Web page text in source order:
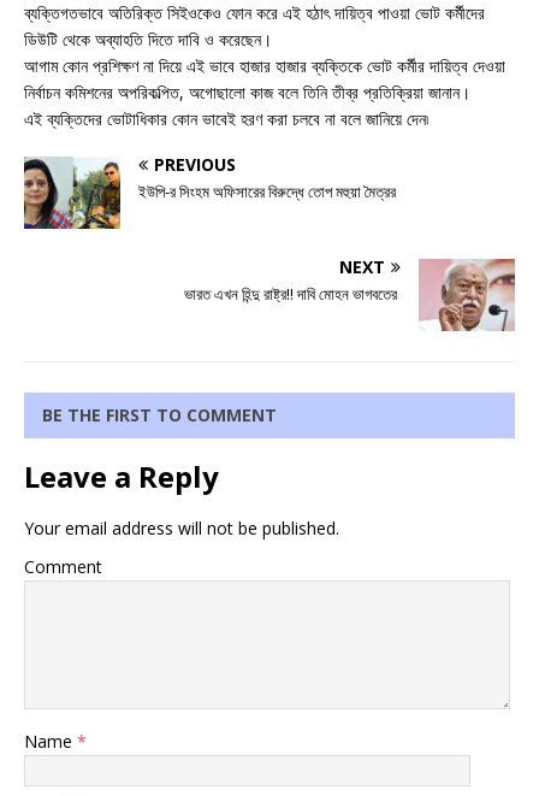
ব্যক্তিগতভাবে অতিরিক্ত সিইওকেও ফোন করে এই হঠাৎ দায়িত্ব পাওয়া ভোট কর্মীদের
ডিউটি থেকে অব্যাহতি দিতে দাবি ও করেছেন।
আগাম কোন প্রশিক্ষণ না দিয়ে এই ভাবে হাজার হাজার ব্যক্তিকে ভোট কর্মীর দায়িত্ব দেওয়া
নির্বাচন কমিশনের অপরিকল্পিত, অগোছালো কাজ বলে তিনি তীব্র প্রতিক্রিয়া জানান।
এই ব্যক্তিদের ভোটাধিকার কোন ভাবেই হরণ করা চলবে না বলে জানিয়ে দেন৷
PREVIOUS
ইউপি-র সিংহম অফিসারের বিরুদ্ধে তোপ মহুয়া মৈত্রর
NEXT
ভারত এখন হিন্দু রাষ্ট্র!! দাবি মোহন ভাগবতের
BE THE FIRST TO COMMENT
Leave a Reply
Your email address will not be published.
Comment
Name *